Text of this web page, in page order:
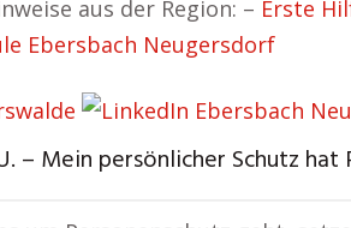
aus der Region: – Erste
Ebersbach Neugersdorf
– Mein persönlicher Schutz